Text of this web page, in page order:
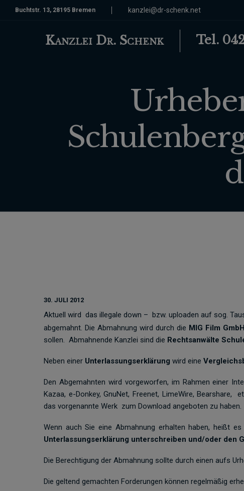
Buchtstr. 13, 28195 Bremen kanzlei@dr-schenk.net
Kanzlei Dr. Schenk Tel.
30. JULI 2012
Aktuell wird das illegale down – bzw. uploaden auf sog.
abgemahnt. Die Abmahnung wird durch die MIG Film
sollen. Abmahnende Kanzlei sind die Rechtsanwälte
Neben einer Unterlassungserklärung wird eine
Den Abgemahnten wird vorgeworfen, im Rahmen einer
Kazaa, e-Donkey, GnuNet, Freenet, LimeWire,
das vorgenannte Werk zum Download angeboten zu haben.
Wenn auch Sie eine Abmahnung erhalten haben, heißt
Unterlassungserklärung unterschreiben und/oder den
Die Berechtigung der Abmahnung sollte durch einen aufs
Die geltend gemachten Forderungen können regelmäßig